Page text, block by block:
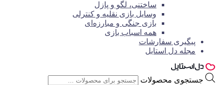
ساختنی، لگو و پازل
وسایل بازی نقلیه و کنترلی
بازی جنگی و مبارزه‌ای
همه اسباب بازی
پیگیری سفارشات
مجله دل استایل
جستجوی محصولات